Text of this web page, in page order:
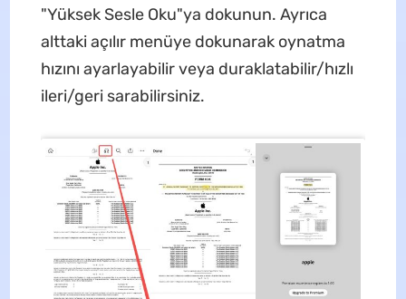
"Yüksek Sesle Oku"ya dokunun. Ayrıca
alttaki açılır menüye dokunarak oynatma
hızını ayarlayabilir veya duraklatabilir/hızlı
ileri/geri sarabilirsiniz.